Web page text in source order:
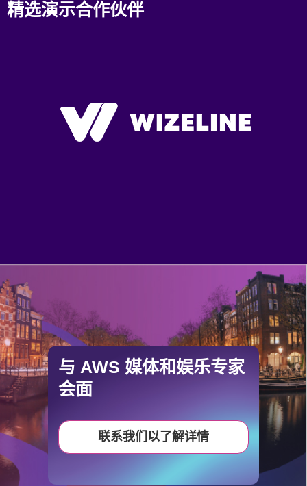
精选演示合作伙伴
_______
与 AWS 媒体和娱乐专家
会面
联系我们以了解详情